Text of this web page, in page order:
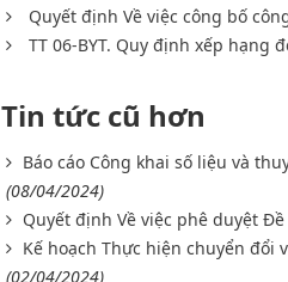
Quyết định Về việc công bố
TT 06-BYT. Quy định xếp hạng
Tin tức cũ hơn
Báo cáo Công khai số liệu và
(08/04/2024)
Quyết định Về việc phê duyệt
Kế hoạch Thực hiện chuyển đổi
(02/04/2024)